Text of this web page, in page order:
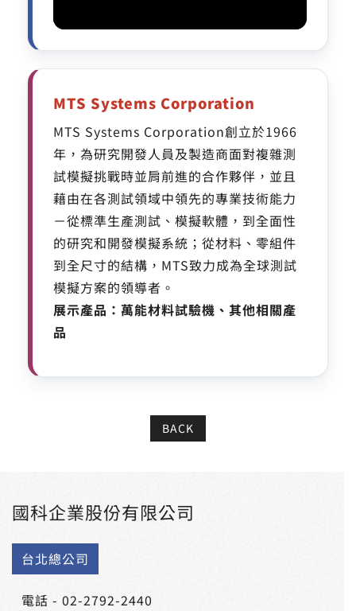
MTS Systems Corporation
MTS Systems Corporation創立於1966
年，為研究開發人員及製造商面對複雜測
試模擬挑戰時並肩前進的合作夥伴，並且
藉由在各測試領域中領先的專業技術能力
－從標準生產測試、模擬軟體，到全面性
的研究和開發模擬系統；從材料、零組件
到全尺寸的結構，MTS致力成為全球測試
模擬方案的領導者。
展示產品：萬能材料試驗機、其他相關產
品
BACK
國科企業股份有限公司
台北總公司
電話 - 02-2792-2440